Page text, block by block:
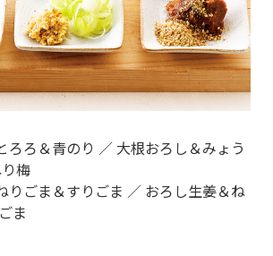
ろろ＆青のり ／ 大根おろし＆みょう
梅
りごま＆すりごま ／ おろし生姜＆ね
ま